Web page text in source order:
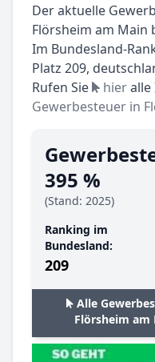
Der aktuelle
Flörsheim am Main
Im Bundesland-
Platz 209,
Rufen Sie
hier
Gewerbesteuer in
395 %
(Stand: 2025)
Ranking im
Bundesland:
209
Alle
Flörsheim